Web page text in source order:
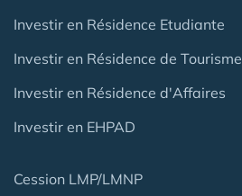
Investir en Résidence Etudiante
Investir en Résidence de Tourisme
Investir en Résidence d'Affaires
Investir en EHPAD
Cession LMP/LMNP